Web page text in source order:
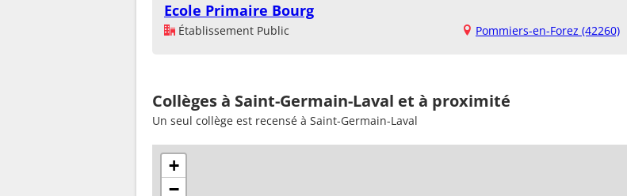
Ecole Primaire Bourg
Établissement Public Pommiers-en-Forez (42260)
Collèges à Saint-Germain-Laval et à proximité
Un seul collège est recensé à Saint-Germain-Laval
+
−